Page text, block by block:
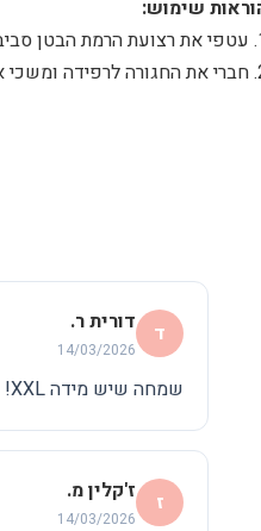
שימוש:
במרכז ומתחת לבטן.
את הסגירה לרפידת הבטן.
ד דורית ר.
14/03/2026
שמחה שיש מידה XXL! החגורה נוחה ותומכת מצוין. סוף סוף מוצר שמתאים.
ז ז'קלין מ.
14/03/2026